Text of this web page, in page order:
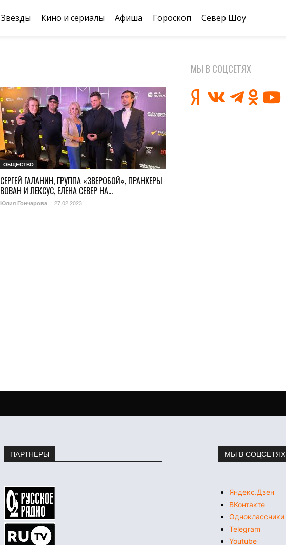
Звёзды Кино и сериалы Афиша Гороскоп Север Шоу
ОБЩЕСТВО
СЕРГЕЙ ГАЛАНИН, ГРУППА «ЗВЕРОБОЙ», ПРАНКЕРЫ
ВОВАН И ЛЕКСУС, ЕЛЕНА СЕВЕР НА...
Юлия Гончарова - 27.02.2023
МЫ В СОЦСЕТЯХ
ПАРТНЕРЫ МЫ В СОЦСЕТЯХ
Яндекс.Дзен
ВКонтакте
Одноклассники
Telegram
Youtube